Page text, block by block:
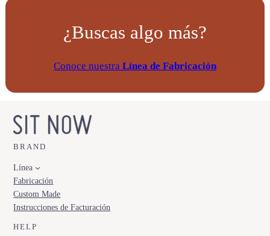
¿Buscas algo más?
Conoce nuestra Línea de Fabricación
BRAND
Línea
Fabricación
Custom Made
Instrucciones de Facturación
HELP